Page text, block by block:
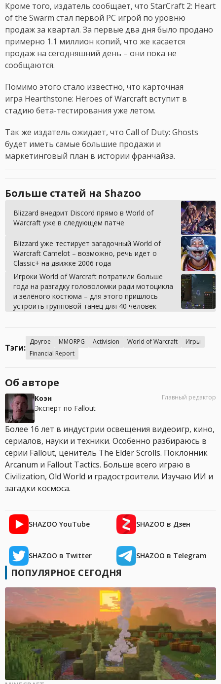
Кроме того, издатель сообщает, что StarCraft 2: Heart
of the Swarm стал первой PC игрой по уровню
продаж за квартал. За первые два дня было продано
примерно 1.1 миллион копий, что же касается
продаж на сегодняшний день – они пока не
сообщаются.
Помимо этого стало известно, что карточная
игра Hearthstone: Heroes of Warcraft вступит в
стадию бета-тестирования уже летом.
Так же издатель ожидает, что Call of Duty: Ghosts
будет иметь самые большие продажи и
маркетинговый план в истории франчайза.
Больше статей на Shazoo
Blizzard внедрит Discord прямо в World of
Warcraft уже в следующем патче
Blizzard уже тестирует загадочный World of
Warcraft Camelot – возможно, речь идет о
Classic+ на движке 2006 года
Игроки World of Warcraft потратили больше
года на разгадку головоломки ради мотоцикла
и зелёного костюма – для этого пришлось
устроить групповой танец для 40 человек
Тэги:
Другое MMORPG Activision World of Warcraft
Игры
Financial Report
Об авторе
Коэн
Эксперт по Fallout
Главный редактор
Более 16 лет в индустрии освещения видеоигр, кино,
сериалов, науки и техники. Особенно разбираюсь в
серии Fallout, ценитель The Elder Scrolls. Поклонник
Arcanum и Fallout Tactics. Больше всего играю в
Civilization, Old World и градостроители. Изучаю ИИ и
загадки космоса.
SHAZOO YouTube SHAZOO в Дзен
SHAZOO в Twitter SHAZOO в Telegram
ПОПУЛЯРНОЕ СЕГОДНЯ